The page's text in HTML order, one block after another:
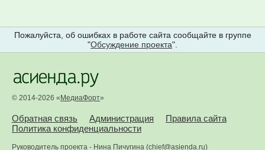
Пожалуйста, об ошибках в работе сайта сообщайте в группе
"Обсуждение проекта".
© 2014-2026 « МедиаФорт»
Обратная связь Администрация
Правила сайта
Политика конфиденциальности
Руководитель проекта - Нина Пичугина (chief@asienda.ru)